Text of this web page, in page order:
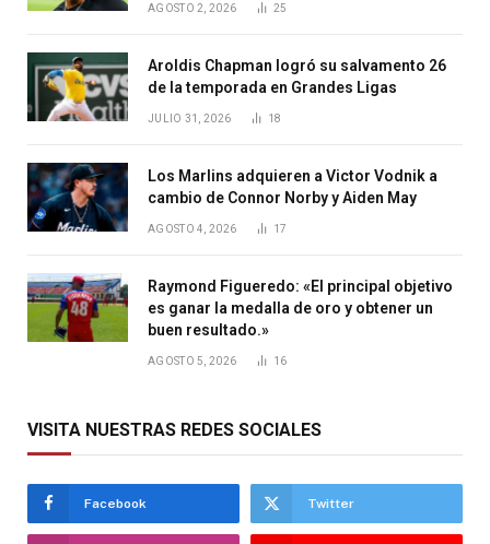
AGOSTO 2, 2026 25
Aroldis Chapman logró su salvamento 26
de la temporada en Grandes Ligas
JULIO 31, 2026 18
Los Marlins adquieren a Victor Vodnik a
cambio de Connor Norby y Aiden May
AGOSTO 4, 2026 17
Raymond Figueredo: «El principal objetivo
es ganar la medalla de oro y obtener un
buen resultado.»
AGOSTO 5, 2026 16
VISITA NUESTRAS REDES SOCIALES
Facebook Twitter